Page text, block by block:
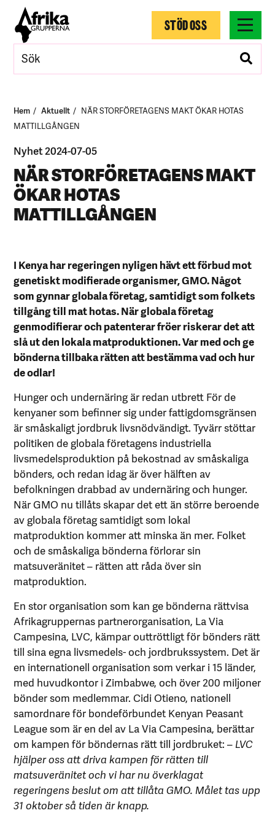
STÖD OSS
Hem Aktuellt
NÄR STORFÖRETAGENS MAKT ÖKAR HOTAS
MATTILLGÅNGEN
Nyhet 2024-07-05
NÄR STORFÖRETAGENS MAKT
ÖKAR HOTAS
MATTILLGÅNGEN
I Kenya har regeringen nyligen hävt ett förbud mot
genetiskt modifierade organismer, GMO. Något
som gynnar globala företag, samtidigt som folkets
tillgång till mat hotas. När globala företag
genmodifierar och patenterar fröer riskerar det att
slå ut den lokala matproduktionen. Var med och ge
bönderna tillbaka rätten att bestämma vad och hur
de odlar!
Hunger och undernäring är redan utbrett För de
kenyaner som befinner sig under fattigdomsgränsen
är småskaligt jordbruk livsnödvändigt. Tyvärr stöttar
politiken de globala företagens industriella
livsmedelsproduktion på bekostnad av småskaliga
bönders, och redan idag är över hälften av
befolkningen drabbad av undernäring och hunger.
När GMO nu tillåts skapar det ett än större beroende
av globala företag samtidigt som lokal
matproduktion kommer att minska än mer. Folket
och de småskaliga bönderna förlorar sin
matsuveränitet – rätten att råda över sin
matproduktion.
En stor organisation som kan ge bönderna rättvisa
Afrikagruppernas partnerorganisation, La Via
Campesina, LVC, kämpar outtröttligt för bönders rätt
till sina egna livsmedels- och jordbrukssystem. Det är
en internationell organisation som verkar i 15 länder,
med huvudkontor i Zimbabwe, och över 200 miljoner
bönder som medlemmar. Cidi Otieno, nationell
samordnare för bondeförbundet Kenyan Peasant
League som är en del av La Via Campesina, berättar
om kampen för böndernas rätt till jordbruket: – LVC
hjälper oss att driva kampen för rätten till
matsuveränitet och vi har nu överklagat
regeringens beslut om att tillåta GMO. Målet tas upp
31 oktober så tiden är knapp.